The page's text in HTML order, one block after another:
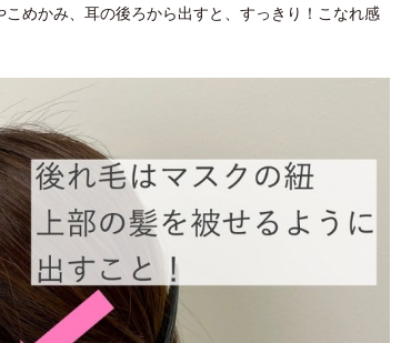
めかみ、耳の後ろから出すと、すっきり！こなれ感